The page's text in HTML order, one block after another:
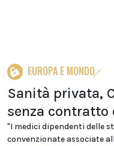
EUROPA E MONDO
Sanità privata,
senza contratto
"I medici dipendenti delle
convenzionate associate